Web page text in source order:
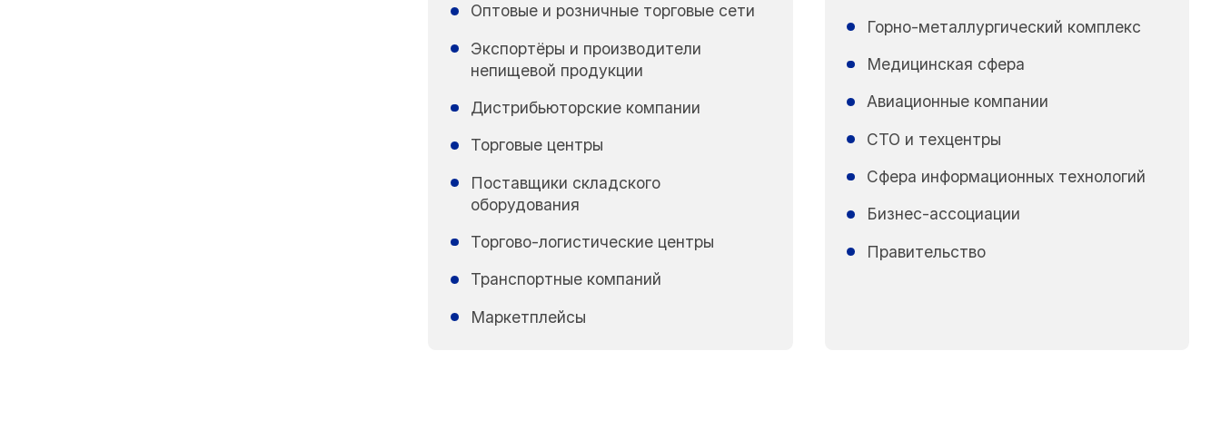
Оптовые и розничные торговые сети
Экспортёры и производители
непищевой продукции
Дистрибьюторские компании
Торговые центры
Поставщики складского
оборудования
Торгово-логистические центры
Транспортные компаний
Маркетплейсы
Горно-металлургический комплекс
Медицинская сфера
Авиационные компании
СТО и техцентры
Сфера информационных технологий
Бизнес-ассоциации
Правительство